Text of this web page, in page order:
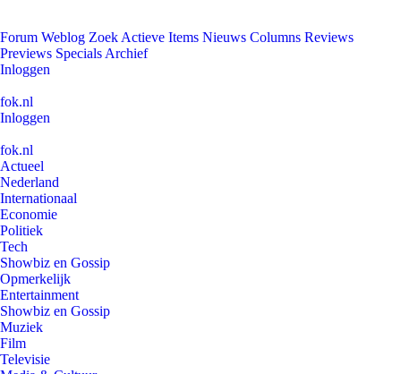
Forum Weblog Zoek Actieve Items Nieuws Columns Reviews
Previews Specials Archief
Inloggen
fok.nl
Inloggen
fok.nl
Actueel
Nederland
Internationaal
Economie
Politiek
Tech
Showbiz en Gossip
Opmerkelijk
Entertainment
Showbiz en Gossip
Muziek
Film
Televisie